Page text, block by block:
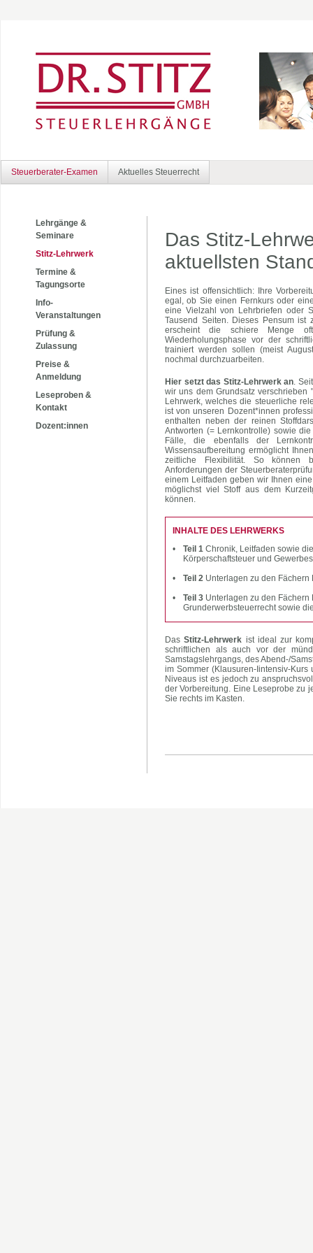
Steuerberater-Examen Aktuelles Steuerrecht
Lehrgänge &
Seminare
Stitz-Lehrwerk
Termine &
Tagungsorte
Info-
Veranstaltungen
Prüfung &
Zulassung
Preise &
Anmeldung
Leseproben &
Kontakt
Dozent:innen
Das Stitz-
aktuellsten
Eines ist offensichtlich: Ihre
egal, ob Sie einen Fernkurs oder
eine Vielzahl von Lehrbriefen oder
Tausend Seiten. Dieses Pensum ist
erscheint die schiere Menge
Wiederholungsphase vor der
trainiert werden sollen (meist
nochmal durchzuarbeiten.
Hier setzt das Stitz-Lehrwerk an.
wir uns dem Grundsatz verschrieben
Lehrwerk, welches die steuerliche
ist von unseren Dozent*innen
enthalten neben der reinen
Antworten (= Lernkontrolle) sowie
Fälle, die ebenfalls der
Wissensaufbereitung ermöglicht
zeitliche Flexibilität. So können
Anforderungen der
einem Leitfaden geben wir Ihnen
möglichst viel Stoff aus dem
können.
INHALTE DES LEHRWERKS
•
Teil 1 Chronik, Leitfaden sowie
Körperschaftsteuer und
•
Teil 2 Unterlagen zu den
•
Teil 3 Unterlagen zu den Fächern
Grunderwerbsteuerrecht sowie
DasStitz-Lehrwerk ist ideal zur
schriftlichen als auch vor der
Samstagslehrgangs, des Abend-/
im Sommer (Klausuren-Iintensiv-
Niveaus ist es jedoch zu
der Vorbereitung. Eine Leseprobe zu
Sie rechts im Kasten.